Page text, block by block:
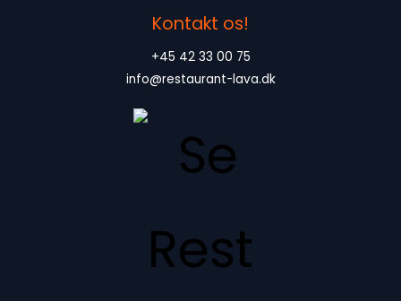
Kontakt os!
+45 42 33 00 75
info@restaurant-lava.dk